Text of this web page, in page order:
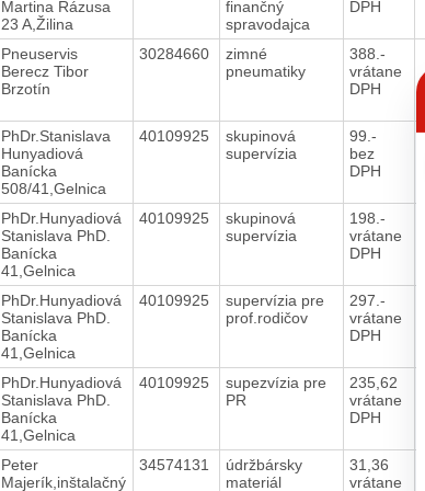
Martina Rázusa
23 A,Žilina
finančný
spravodajca
DPH
Pneuservis
Berecz Tibor
Brzotín
30284660
zimné
pneumatiky
388.-
vrátane
DPH
PhDr.Stanislava
Hunyadiová
Banícka
508/41,Gelnica
40109925
skupinová
supervízia
99.-
bez
DPH
PhDr.Hunyadiová
Stanislava PhD.
Banícka
41,Gelnica
40109925
skupinová
supervízia
198.-
vrátane
DPH
PhDr.Hunyadiová
Stanislava PhD.
Banícka
41,Gelnica
40109925
supervízia pre
prof.rodičov
297.-
vrátane
DPH
PhDr.Hunyadiová
Stanislava PhD.
Banícka
41,Gelnica
40109925
supezvízia pre
PR
235,62
vrátane
DPH
Peter
Majerík,inštalačný
34574131
údržbársky
materiál
31,36
vrátane